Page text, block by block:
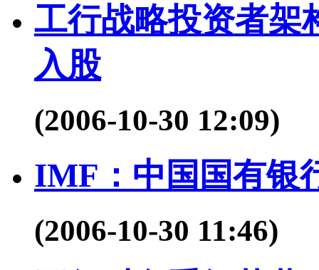
工行战略投资者架
入股
(2006-10-30 12:09)
IMF：中国国有银
(2006-10-30 11:46)